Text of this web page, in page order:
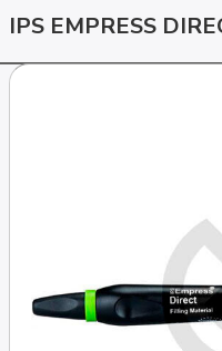
IPS EMPRESS